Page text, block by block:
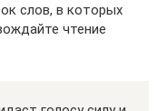
слов, в которых
чтение